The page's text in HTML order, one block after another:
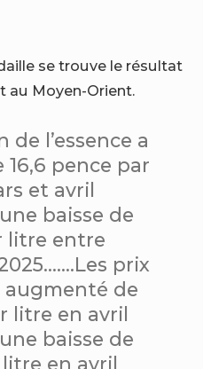
se trouve le résultat
au Moyen-Orient.
de l’essence a
pence par
et avril
baisse de
litre entre
prix
de
litre en avril
baisse de
en avril